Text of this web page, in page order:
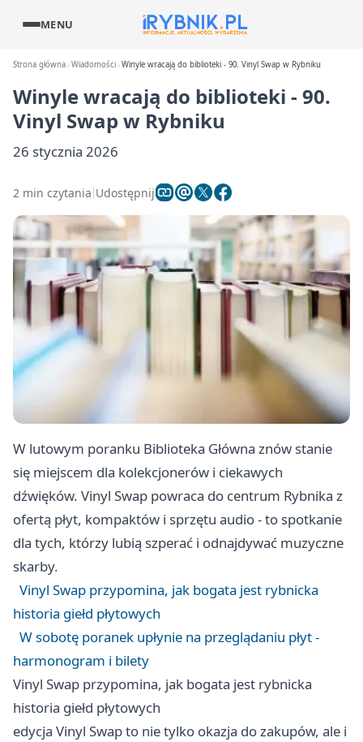
MENU
Strona główna Wiadomości Winyle wracają do biblioteki - 90. Vinyl Swap w Rybniku
Winyle wracają do biblioteki - 90.
Vinyl Swap w Rybniku
26 stycznia 2026
2 min czytania Udostępnij
W lutowym poranku Biblioteka Główna znów stanie
się miejscem dla kolekcjonerów i ciekawych
dźwięków. Vinyl Swap powraca do centrum Rybnika z
ofertą płyt, kompaktów i sprzętu audio - to spotkanie
dla tych, którzy lubią szperać i odnajdywać muzyczne
skarby.
Vinyl Swap przypomina, jak bogata jest rybnicka
historia giełd płytowych
W sobotę poranek upłynie na przeglądaniu płyt -
harmonogram i bilety
Vinyl Swap przypomina, jak bogata jest rybnicka
historia giełd płytowych
edycja Vinyl Swap to nie tylko okazja do zakupów, ale i